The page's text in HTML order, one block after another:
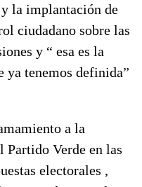
la implantación de
ciudadano sobre las
y “ esa es la
ya tenemos definida”
a la
Partido Verde en las
electorales ,